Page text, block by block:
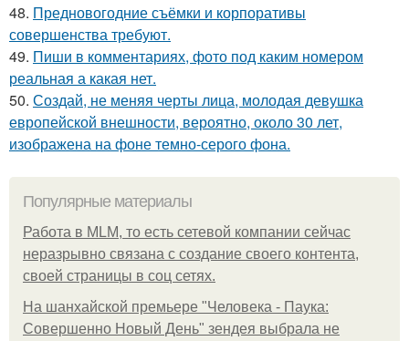
48. Предновогодние съёмки и корпоративы
совершенства требуют.
49. Пиши в комментариях, фото под каким номером
реальная а какая нет.
50. Создай, не меняя черты лица, молодая девушка
европейской внешности, вероятно, около 30 лет,
изображена на фоне темно-серого фона.
Популярные материалы
Работа в MLM, то есть сетевой компании сейчас
неразрывно связана с создание своего контента,
своей страницы в соц сетях.
На шанхайской премьере "Человека - Паука:
Совершенно Новый День" зендея выбрала не